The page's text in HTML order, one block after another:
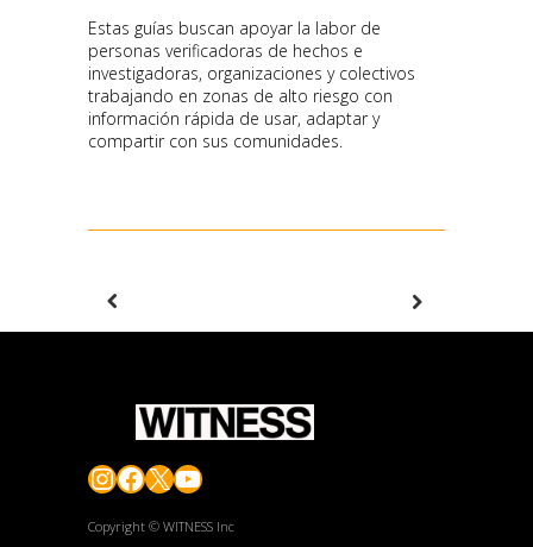
Estas guías buscan apoyar la labor de
personas verificadoras de hechos e
investigadoras, organizaciones y colectivos
trabajando en zonas de alto riesgo con
información rápida de usar, adaptar y
compartir con sus comunidades.
Instagram
Facebook
X YouTube
Copyright © WITNESS Inc